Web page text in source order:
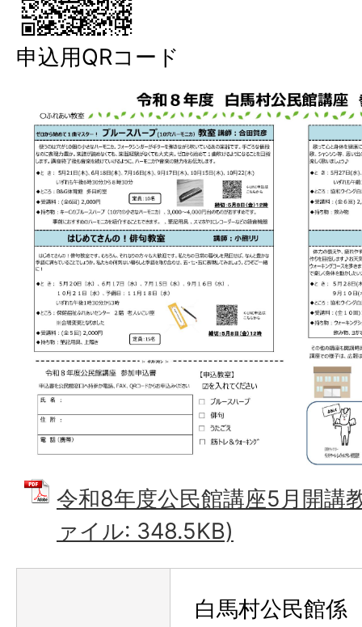
申込用QRコード
令和8年度公民館講座5月開講
ァイル: 348.5KB)
白馬村公民館係